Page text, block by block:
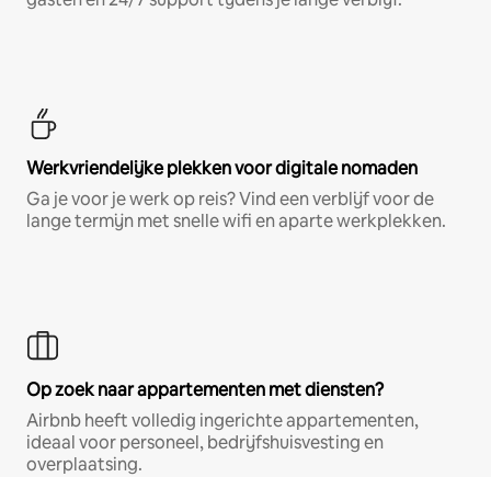
Werkvriendelijke plekken voor digitale nomaden
Ga je voor je werk op reis? Vind een verblijf voor de
lange termijn met snelle wifi en aparte werkplekken.
Op zoek naar appartementen met diensten?
Airbnb heeft volledig ingerichte appartementen,
ideaal voor personeel, bedrijfshuisvesting en
overplaatsing.